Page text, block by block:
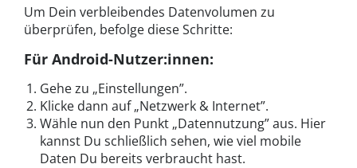
Um Dein verbleibendes Datenvolumen zu
überprüfen, befolge diese Schritte:
Für Android-Nutzer:innen:
Gehe zu „Einstellungen”.
Klicke dann auf „Netzwerk & Internet”.
Wähle nun den Punkt „Datennutzung” aus. Hier
kannst Du schließlich sehen, wie viel mobile
Daten Du bereits verbraucht hast.